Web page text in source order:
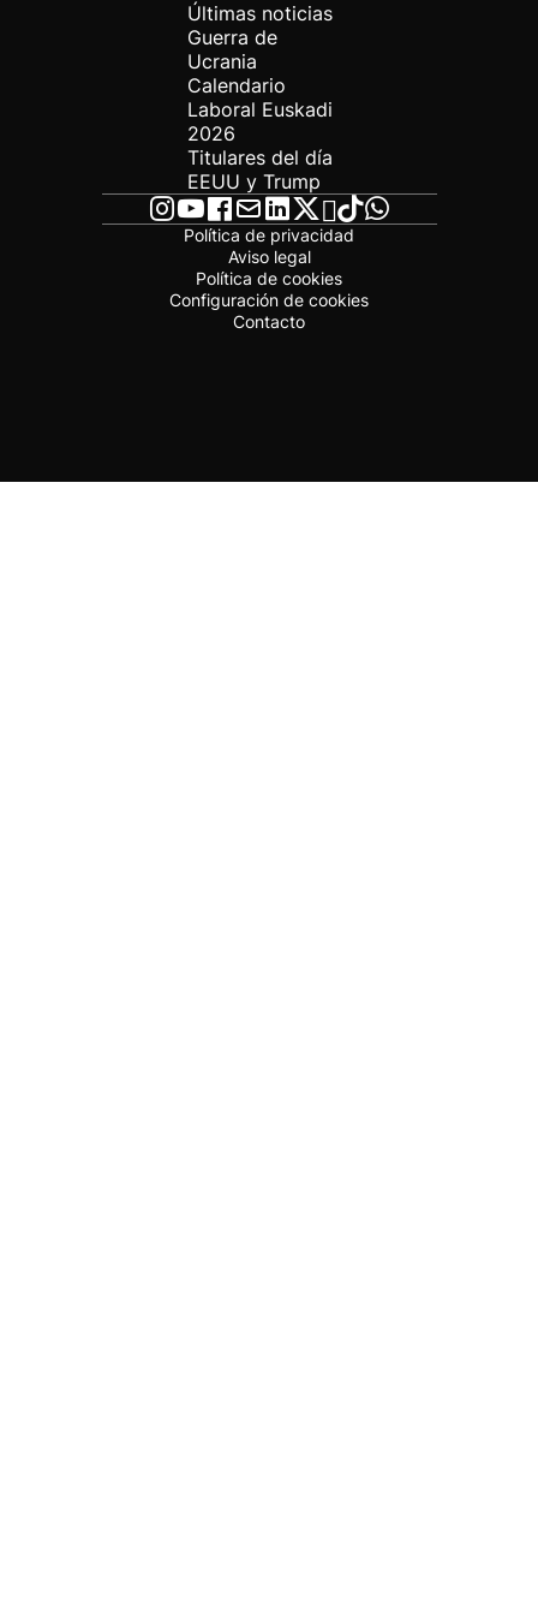
Últimas noticias
Guerra de
Ucrania
Calendario
Laboral Euskadi
2026
Titulares del día
EEUU y Trump
Política de privacidad
Aviso legal
Política de cookies
Configuración de cookies
Contacto